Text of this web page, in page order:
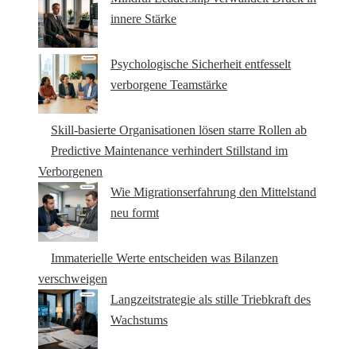
innere Stärke
Psychologische Sicherheit entfesselt
verborgene Teamstärke
Skill-basierte Organisationen lösen starre Rollen ab
Predictive Maintenance verhindert Stillstand im
Verborgenen
Wie Migrationserfahrung den Mittelstand
neu formt
Immaterielle Werte entscheiden was Bilanzen
verschweigen
Langzeitstrategie als stille Triebkraft des
Wachstums